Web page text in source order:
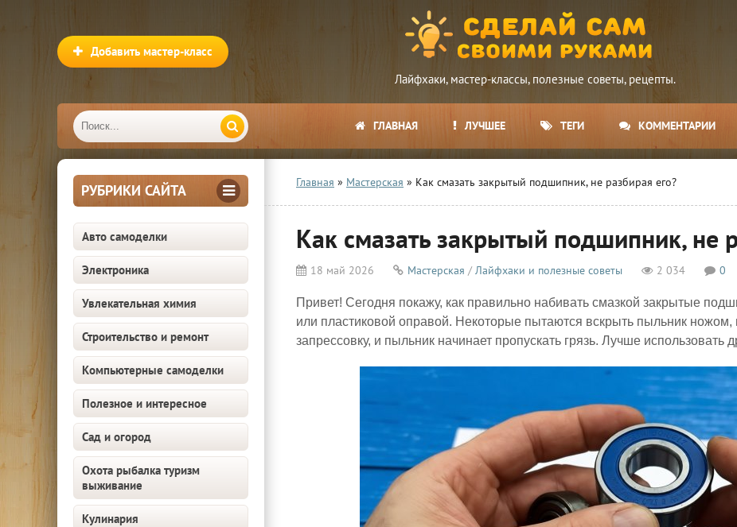
Лайфхаки, мастер-классы, полезные советы, рецепты.
Добавить мастер-класс
ГЛАВНАЯ ЛУЧШЕЕ ТЕГИ КОММЕНТАРИИ
РУБРИКИ САЙТА
Авто самоделки
Электроника
Увлекательная химия
Строительство и ремонт
Компьютерные самоделки
Полезное и интересное
Сад и огород
Охота рыбалка туризм
выживание
Кулинария
Главная » Мастерская » Как смазать закрытый подшипник, не разбирая его?
Как смазать закрытый подшипник, не
18 май 2026 Мастерская /Лайфхаки и полезные советы 2 034 0
Привет! Сегодня покажу, как правильно набивать смазкой закрытые
или пластиковой оправой. Некоторые пытаются вскрыть пыльник ножом,
запрессовку, и пыльник начинает пропускать грязь. Лучше использовать